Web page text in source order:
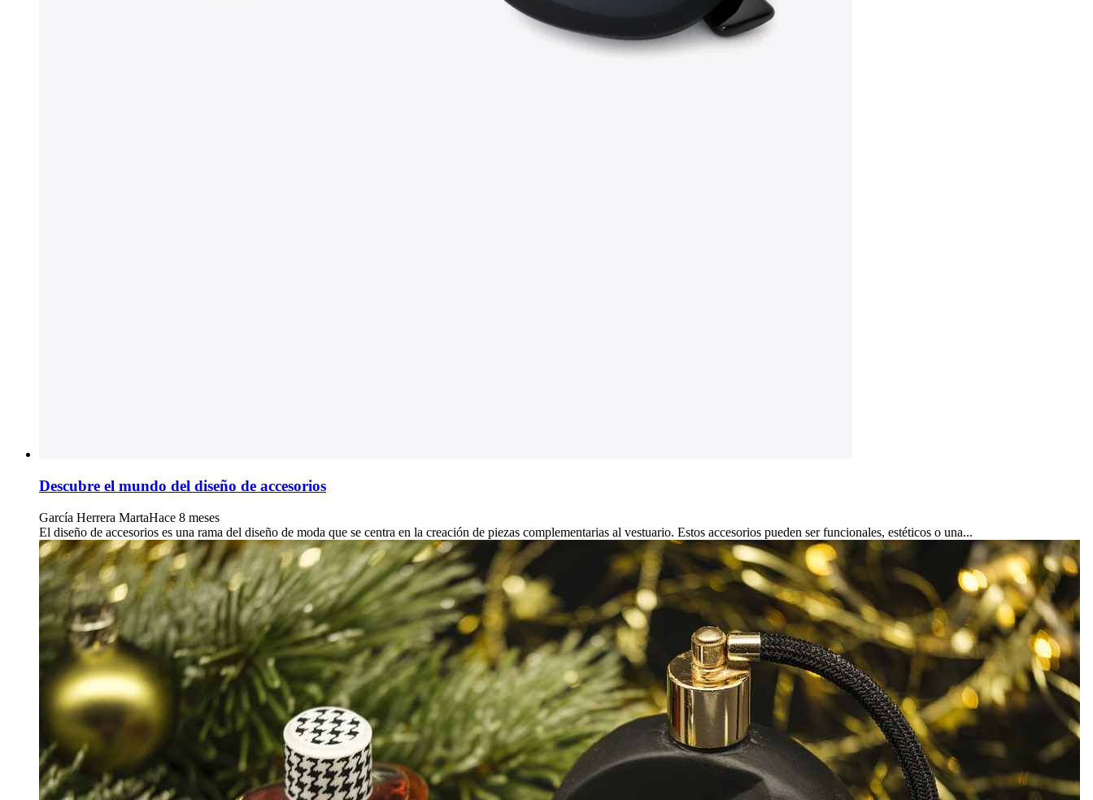
Descubre el mundo del diseño de accesorios
García Herrera MartaHace 8 meses
El diseño de accesorios es una rama del diseño de moda que se centra en la creación de piezas complementarias al vestuario. Estos accesorios pueden ser funcionales, estéticos o una...